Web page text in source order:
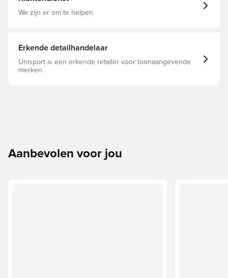
We zijn er om te helpen
Erkende detailhandelaar
Unisport is een erkende retailer voor toonaangevende
merken
Aanbevolen voor jou